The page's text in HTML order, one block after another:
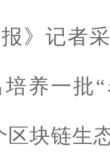
》记者
养一批
区块链生